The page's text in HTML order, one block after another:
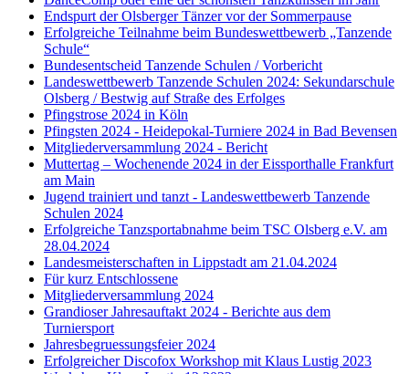
Endspurt der Olsberger Tänzer vor der Sommerpause
Erfolgreiche Teilnahme beim Bundeswettbewerb „Tanzende
Schule“
Bundesentscheid Tanzende Schulen / Vorbericht
Landeswettbewerb Tanzende Schulen 2024: Sekundarschule
Olsberg / Bestwig auf Straße des Erfolges
Pfingstrose 2024 in Köln
Pfingsten 2024 - Heidepokal-Turniere 2024 in Bad Bevensen
Mitgliederversammlung 2024 - Bericht
Muttertag – Wochenende 2024 in der Eissporthalle Frankfurt
am Main
Jugend trainiert und tanzt - Landeswettbewerb Tanzende
Schulen 2024
Erfolgreiche Tanzsportabnahme beim TSC Olsberg e.V. am
28.04.2024
Landesmeisterschaften in Lippstadt am 21.04.2024
Für kurz Entschlossene
Mitgliederversammlung 2024
Grandioser Jahresauftakt 2024 - Berichte aus dem
Turniersport
Jahresbegruessungsfeier 2024
Erfolgreicher Discofox Workshop mit Klaus Lustig 2023